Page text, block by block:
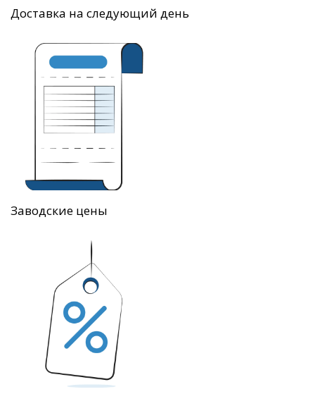
Доставка на следующий день
Заводские цены